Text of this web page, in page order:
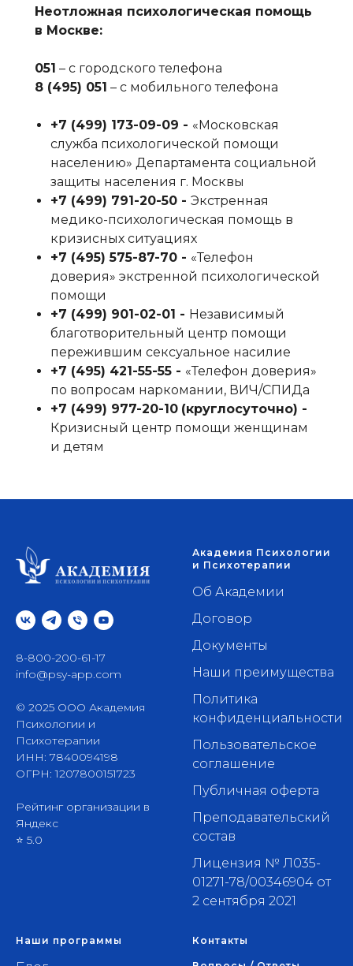
Неотложная психологическая помощь
в Москве:
051 – с городского телефона
8 (495) 051 – с мобильного телефона
+7 (499) 173-09-09‬ - «Московская
служба психологической помощи
населению» Департамента социальной
защиты населения г. Москвы
+7 (499) 791-20-50‬ - Экстренная
медико-психологическая помощь в
кризисных ситуациях
+7 (495) 575-87-70‬ - «Телефон
доверия» экстренной психологической
помощи
+7 (499) 901-02-01‬ - Независимый
благотворительный центр помощи
пережившим сексуальное насилие
+7 (495) 421-55-55‬ - «Телефон доверия»
по вопросам наркомании, ВИЧ/СПИДа
+7 (499) 977-20-10 (круглосуточно) -
Кризисный центр помощи женщинам
и детям
8-800-200-61-17
info@psy-app.com
© 2025 ООО Академия
Психологии и
Психотерапии
ИНН: 7840094198
ОГРН: 1207800151723
Рейтинг организации в
Яндекс
⭐ 5.0
Академия Психологии
и Психотерапии
Об Академии
Договор
Документы
Наши преимущества
Политика
конфиденциальности
Пользовательское
соглашение
Публичная оферта
Преподавательский
состав
Лицензия № Л035-
01271-78/00346904 от
2 сентября 2021
Наши программы Контакты